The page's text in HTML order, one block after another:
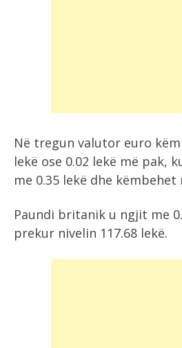
Në tregun valutor euro
lekë ose 0.02 lekë më pak,
me 0.35 lekë dhe këmbehet
Paundi britanik u ngjit me
prekur nivelin 117.68 lekë.